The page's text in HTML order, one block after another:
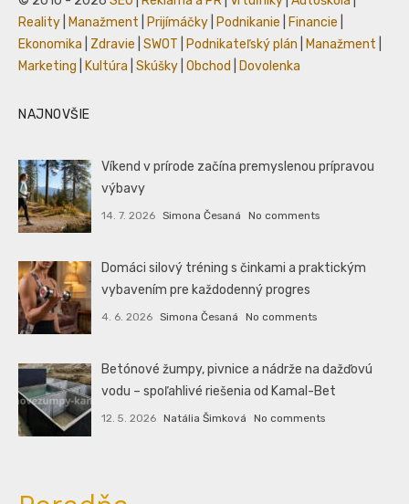
Reality
Manažment Prijímáčky Podnikanie Financie
Ekonomika
Zdravie SWOT Podnikateľský plán Manažment
Marketing
Kultúra Skúšky Obchod Dovolenka
NAJNOVŠIE
Víkend v prírode začína premyslenou prípravou
výbavy
14. 7. 2026 Simona Česaná No comments
Domáci silový tréning s činkami a praktickým
vybavením pre každodenný progres
4. 6. 2026 Simona Česaná No comments
Betónové žumpy, pivnice a nádrže na dažďovú
vodu – spoľahlivé riešenia od Kamal-Bet
12. 5. 2026 Natália Šimková No comments